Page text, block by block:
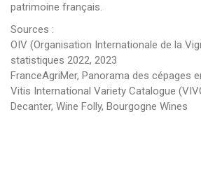
patrimoine français.
Sources :
OIV (Organisation Internationale de la
statistiques 2022, 2023
FranceAgriMer, Panorama des cépages
Vitis International Variety Catalogue
Decanter, Wine Folly, Bourgogne Wines